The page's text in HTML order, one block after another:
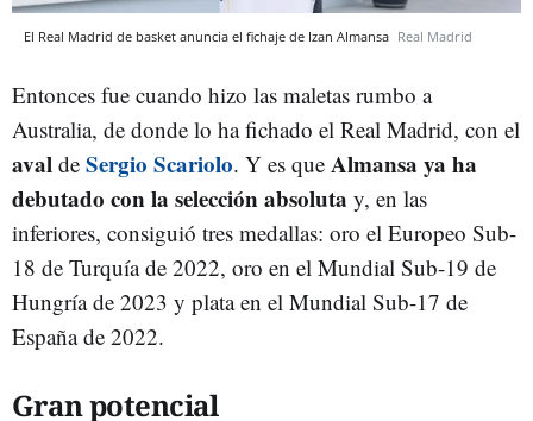
El Real Madrid de basket anuncia el fichaje de Izan Almansa Real Madrid
Entonces fue cuando hizo las maletas rumbo a
Australia, de donde lo ha fichado el Real Madrid, con el
aval de Sergio Scariolo. Y es que Almansa ya ha
debutado con la selección absoluta y, en las
inferiores, consiguió tres medallas: oro el Europeo Sub-
18 de Turquía de 2022, oro en el Mundial Sub-19 de
Hungría de 2023 y plata en el Mundial Sub-17 de
España de 2022.
Gran potencial